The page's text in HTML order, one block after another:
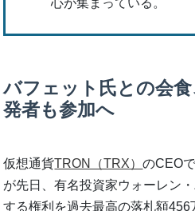
心が集まっている。
バフェット氏との会
発者も参加へ
仮想通貨TRON（TRX）のCEO
が先日、有名投資家ウォーレン
する権利を過去最高の落札額